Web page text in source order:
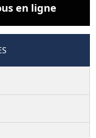
en ligne